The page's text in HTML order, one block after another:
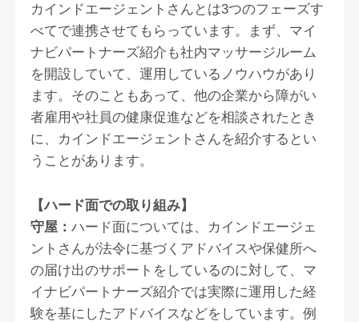
カインドエージェントさんとは3つのフェーズす
べてで連携させてもらっています。まず、マイ
ナビパートナーズ紹介も社内マッサージルーム
を開設していて、運用しているノウハウがあり
ます。そのこともあって、他の企業から障がい
者雇用や社員の健康促進などを相談されたとき
に、カインドエージェントさんを紹介するとい
うことがあります。
【ハード面での取り組み】
守屋：ハード面については、カインドエージェ
ントさんが法令に基づくアドバイスや保健所へ
の届け出のサポートをしているのに対して、マ
イナビパートナーズ紹介では実際に運用した経
験を基にしたアドバイスなどをしています。例